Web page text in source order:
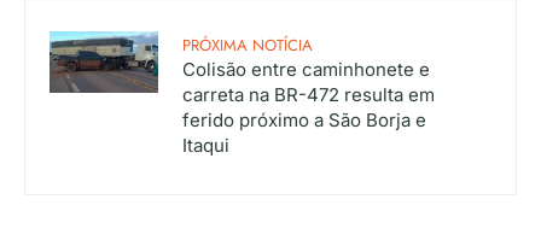
PRÓXIMA NOTÍCIA
Colisão entre caminhonete e
carreta na BR-472 resulta em
ferido próximo a São Borja e
Itaqui